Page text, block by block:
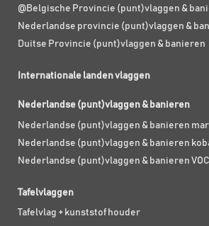
@Belgische Provincie (punt)vlaggen &
Nederlandse provincie (punt)vlaggen &
Duitse Provincie (punt)vlaggen & banieren
Internationale landen vlaggen
Nederlandse (punt)vlaggen & banieren
Nederlandse (punt)vlaggen & banieren
Nederlandse (punt)vlaggen & banieren
Nederlandse (punt)vlaggen & banieren VOC
Tafelvlaggen
Tafelvlag + kunststof houder